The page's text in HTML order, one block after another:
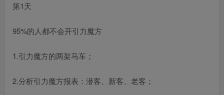
第1天
95%的人都不会开引力魔方
1.引力魔方的两架马车；
2.分析引力魔方报表：潜客、新客、老客；